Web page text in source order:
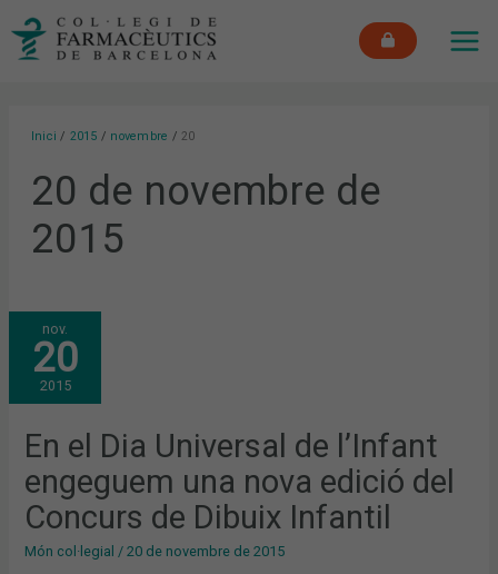
Inici 2015 novembre 20
20 de novembre de
2015
nov.
20
2015
En el Dia Universal de l’Infant
engeguem una nova edició del
Concurs de Dibuix Infantil
Món col·legial /20 de novembre de 2015
EN
EL
DIA
UNIVERSAL
DE
L’INFANT
ENGEGUEM
NOVA
EDICIÓ
DEL
CONCURS
DE
DIBUIX
INFANTIL